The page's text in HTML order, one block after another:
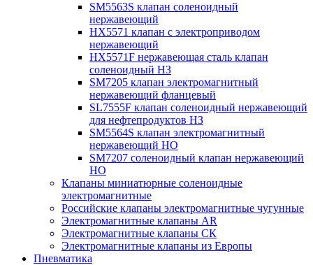
SM5563S клапан соленоидный
нержавеющий
HX5571 клапан с электроприводом
нержавеющий
HX5571F нержавеющая сталь клапан
соленоидный НЗ
SM7205 клапан электромагнитный
нержавеющий фланцевый
SL7555F клапан соленоидный нержавеющий
для нефтепродуктов НЗ
SM5564S клапан электромагнитный
нержавеющий НО
SM7207 соленоидный клапан нержавеющий
НО
Клапаны миниатюрные соленоидные
электромагнитные
Российские клапаны электромагнитные чугунные
Электромагнитные клапаны AR
Электромагнитные клапаны СК
Электромагнитные клапаны из Европы
Пневматика